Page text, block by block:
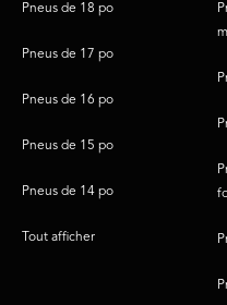
Pneus de 18 po
Pneus de 17 po
Pneus de 16 po
Pneus de 15 po
Pneus de 14 po
Tout afficher